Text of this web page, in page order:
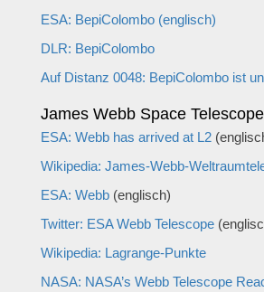
ESA: BepiColombo (englisch)
DLR: BepiColombo
Auf Distanz 0048: BepiColombo ist
James Webb Space
ESA: Webb has arrived at L2
Wikipedia: James-Webb-
ESA: Webb (englisch)
Twitter: ESA Webb Telescope
Wikipedia: Lagrange-Punkte
NASA: NASA’s Webb Telescope